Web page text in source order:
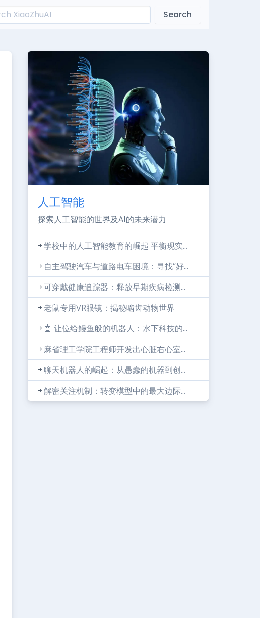
Search
人工智能
探索人工智能的世界及AI的未来潜力
学校中的人工智能教育的崛起 平衡现实...
自主驾驶汽车与道路电车困境：寻找“好...
可穿戴健康追踪器：释放早期疾病检测...
老鼠专用VR眼镜：揭秘啮齿动物世界
🤖 让位给鳗鱼般的机器人：水下科技的...
麻省理工学院工程师开发出心脏右心室...
聊天机器人的崛起：从愚蠢的机器到创...
解密关注机制：转变模型中的最大边际...